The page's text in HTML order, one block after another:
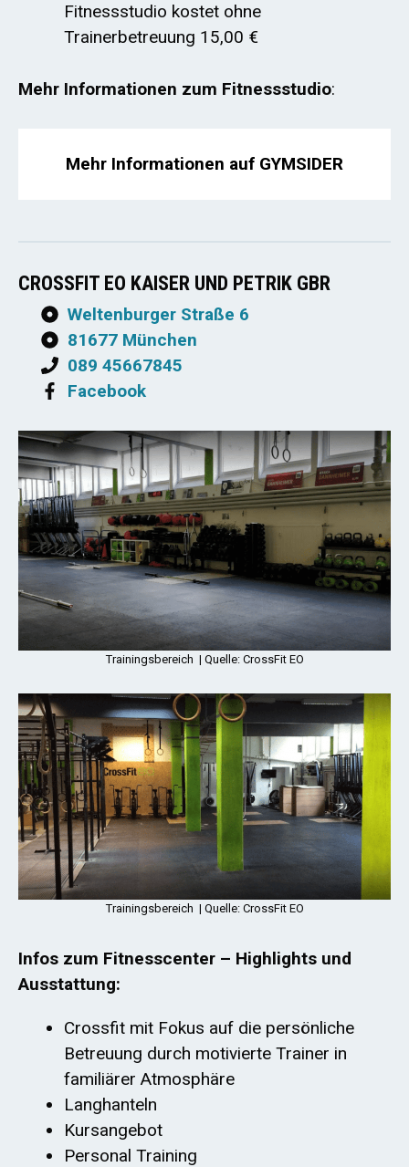
Fitnessstudio kostet ohne
Trainerbetreuung 15,00 €
Mehr Informationen zum Fitnessstudio:
Mehr Informationen auf GYMSIDER
CROSSFIT EO KAISER UND PETRIK GBR
Weltenburger Straße 6
81677 München
089 45667845
Facebook
Trainingsbereich | Quelle: CrossFit EO
Trainingsbereich | Quelle: CrossFit EO
Infos zum Fitnesscenter – Highlights und
Ausstattung:
Crossfit mit Fokus auf die persönliche
Betreuung durch motivierte Trainer in
familiärer Atmosphäre
Langhanteln
Kursangebot
Personal Training